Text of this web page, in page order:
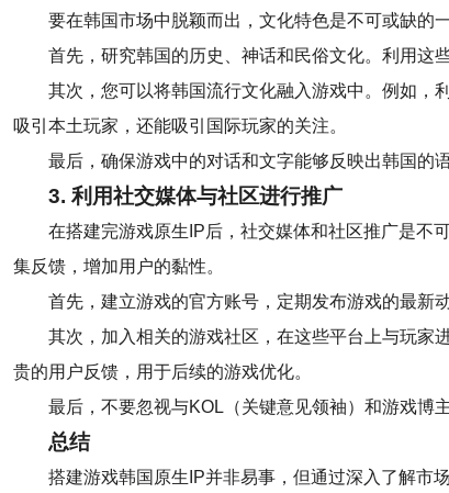
要在韩国市场中脱颖而出，文化特色是不可或缺的
首先，研究韩国的历史、神话和民俗文化。利用这
其次，您可以将韩国流行文化融入游戏中。例如，
吸引本土玩家，还能吸引国际玩家的关注。
最后，确保游戏中的对话和文字能够反映出韩国的
3. 利用社交媒体与社区进行推广
在搭建完游戏原生IP后，社交媒体和社区推广是不
集反馈，增加用户的黏性。
首先，建立游戏的官方账号，定期发布游戏的最新
其次，加入相关的游戏社区，在这些平台上与玩家
贵的用户反馈，用于后续的游戏优化。
最后，不要忽视与KOL（关键意见领袖）和游戏博
总结
搭建游戏韩国原生IP并非易事，但通过深入了解市